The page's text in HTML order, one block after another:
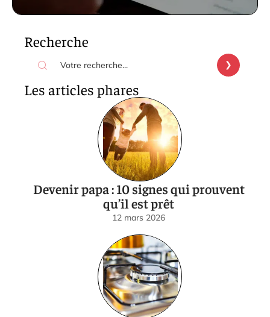
Recherche
Les articles phares
Devenir papa : 10 signes qui prouvent
qu’il est prêt
12 mars 2026